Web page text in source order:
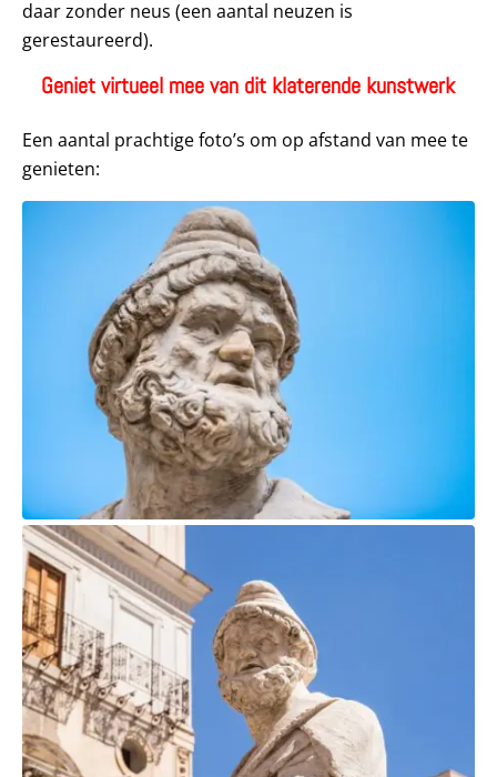
daar zonder neus (een aantal neuzen is
gerestaureerd).
Geniet virtueel mee van dit klaterende kunstwerk
Een aantal prachtige foto’s om op afstand van mee te
genieten: